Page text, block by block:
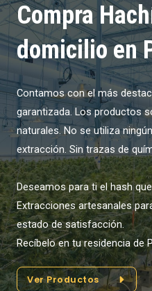
Compra
domicilio en
Contamos con el más
garantizada. Los productos
naturales. No se utiliza
extracción. Sin trazas de
Deseamos para ti el hash
Extracciones artesanales
estado de satisfacción.
Recíbelo en tu residencia de
Ver Productos